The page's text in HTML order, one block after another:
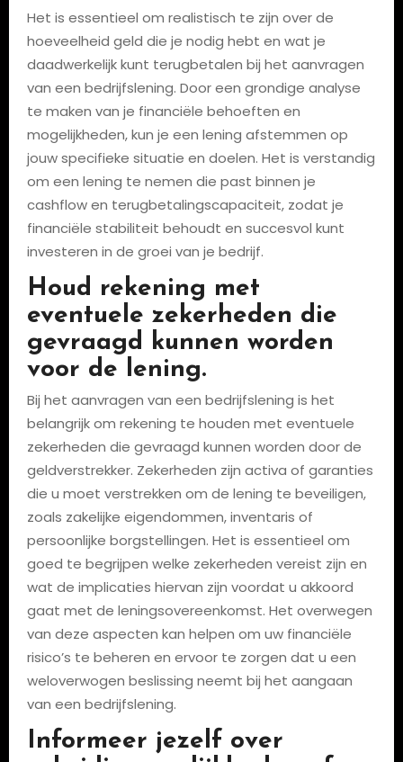
Het is essentieel om realistisch te zijn over de
hoeveelheid geld die je nodig hebt en wat je
daadwerkelijk kunt terugbetalen bij het aanvragen
van een bedrijfslening. Door een grondige analyse
te maken van je financiële behoeften en
mogelijkheden, kun je een lening afstemmen op
jouw specifieke situatie en doelen. Het is verstandig
om een lening te nemen die past binnen je
cashflow en terugbetalingscapaciteit, zodat je
financiële stabiliteit behoudt en succesvol kunt
investeren in de groei van je bedrijf.
Houd rekening met
eventuele zekerheden die
gevraagd kunnen worden
voor de lening.
Bij het aanvragen van een bedrijfslening is het
belangrijk om rekening te houden met eventuele
zekerheden die gevraagd kunnen worden door de
geldverstrekker. Zekerheden zijn activa of garanties
die u moet verstrekken om de lening te beveiligen,
zoals zakelijke eigendommen, inventaris of
persoonlijke borgstellingen. Het is essentieel om
goed te begrijpen welke zekerheden vereist zijn en
wat de implicaties hiervan zijn voordat u akkoord
gaat met de leningsovereenkomst. Het overwegen
van deze aspecten kan helpen om uw financiële
risico’s te beheren en ervoor te zorgen dat u een
weloverwogen beslissing neemt bij het aangaan
van een bedrijfslening.
Informeer jezelf over